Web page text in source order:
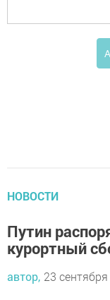
НОВОСТИ
Путин
курортный
автор, 23